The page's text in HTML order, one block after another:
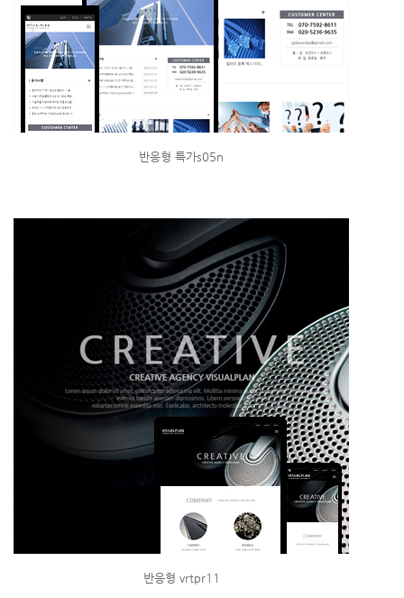
반응형 특가s05n
반응형 vrtpr11